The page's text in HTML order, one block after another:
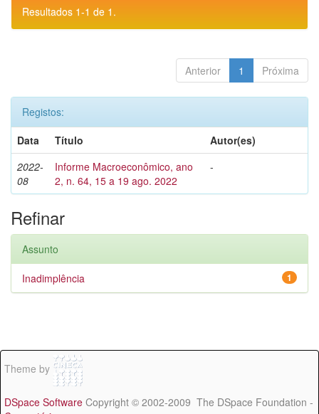
Resultados 1-1 de 1.
Anterior 1 Próxima
Registos:
Data
Título
Autor(es)
2022-
08
Informe Macroeconômico, ano
2, n. 64, 15 a 19 ago. 2022
-
Refinar
Assunto
1
Inadimplência
Theme by
DSpace Software Copyright © 2002-2009 The DSpace Foundation -